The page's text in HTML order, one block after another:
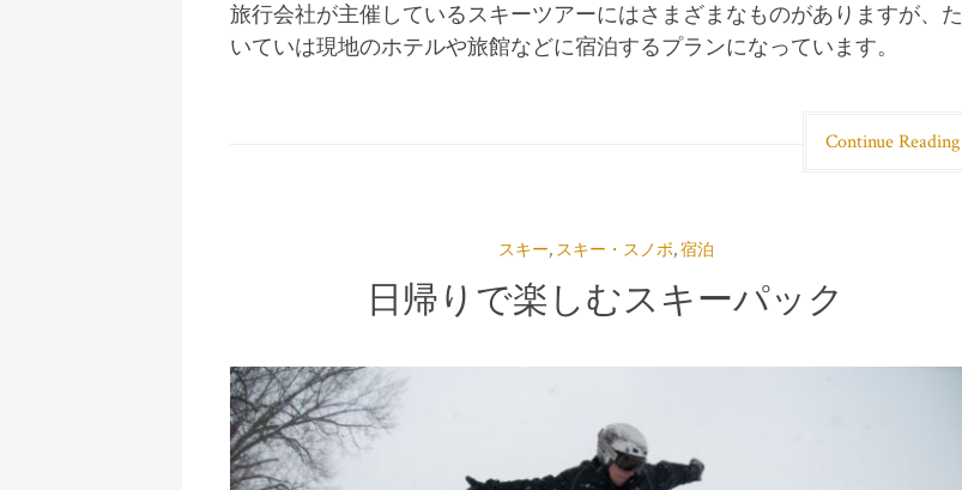
旅行会社が主催しているスキーツアーにはさまざまなものがありますが、た
いていは現地のホテルや旅館などに宿泊するプランになっています。
Continue Reading
スキー, スキー・スノボ,宿泊
日帰りで楽しむスキーパック